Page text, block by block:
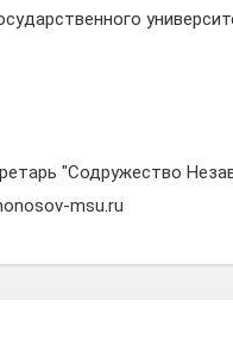
"Содружество
msu.ru